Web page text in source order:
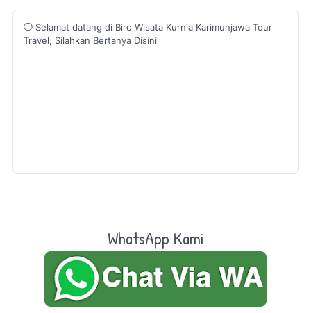
Selamat datang di Biro Wisata Kurnia Karimunjawa Tour
Travel, Silahkan Bertanya Disini
WhatsApp Kami